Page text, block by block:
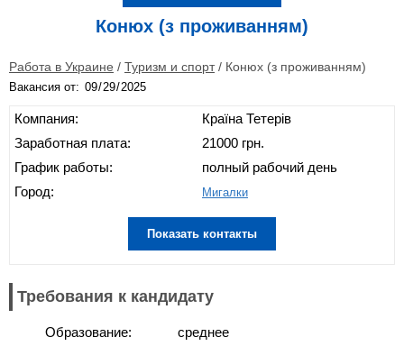
Конюх (з проживанням)
Работа в Украине / Туризм и спорт / Конюх (з проживанням)
Вакансия от:
Компания:
Заработная плата:
График работы:
Город:
Країна Тетерів
21000 грн.
полный рабочий день
Мигалки
Показать контакты
Требования к кандидату
Образование:
среднее